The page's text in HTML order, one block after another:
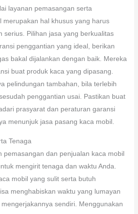
layanan pemasangan serta
merupakan hal khusus yang harus
serius. Pilihan jasa yang berkualitas
penggantian yang ideal, berikan
bakal dijalankan dengan baik. Mereka
buat produk kaca yang dipasang.
pelindungan tambahan, bila terlebih
penggantian usai. Pastikan buat
prasyarat dan peraturan garansi
menunjuk jasa pasang kaca mobil.
Tenaga
pemasangan dan penjualan kaca mobil
mengirit tenaga dan waktu Anda.
mobil yang sulit serta butuh
menghabiskan waktu yang lumayan
sendiri. Menggunakan